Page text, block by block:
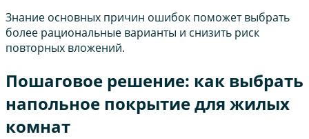
Знание основных причин ошибок поможет выбрать
более рациональные варианты и снизить риск
повторных вложений.
Пошаговое решение: как выбрать
напольное покрытие для жилых
комнат